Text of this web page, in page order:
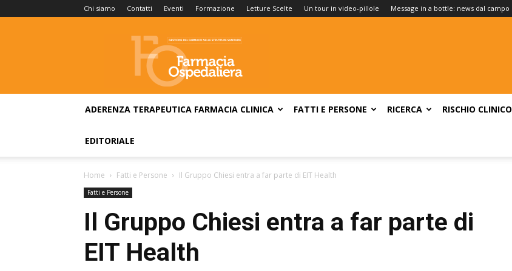
Chi siamo Contatti Eventi Formazione Letture Scelte Un tour in video-pillole Message in a bottle: news dal campo
Farmacia
Ospedaliera
ADERENZA TERAPEUTICA FARMACIA CLINICA FATTI E PERSONE RICERCA RISCHIO CLINICO
EDITORIALE
Home Fatti e Persone Il Gruppo Chiesi entra a far parte di EIT Health
Fatti e Persone
Il Gruppo Chiesi entra a far parte di
EIT Health